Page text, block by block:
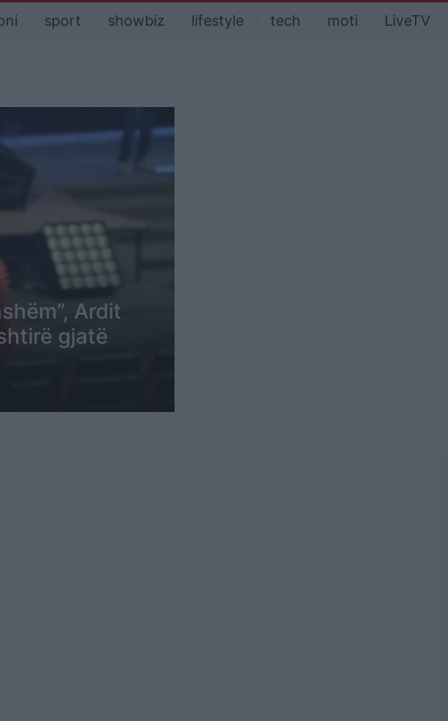
sport showbiz lifestyle tech moti LiveTV
Ardit
gjatë